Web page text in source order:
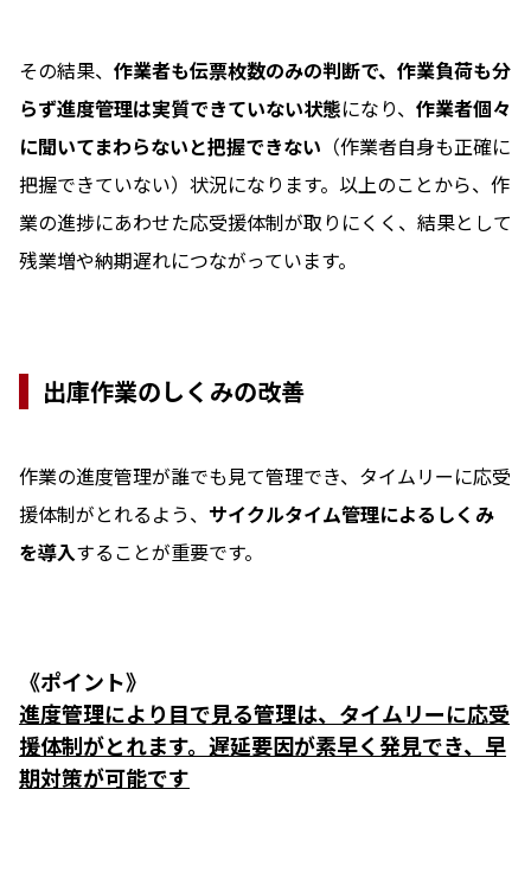
その結果、 作業者も伝票枚数のみの判断で、作業負荷も分
らず進度管理は実質できていない状態になり、 作業者個々
に聞いてまわらないと把握できない （作業者自身も正確に
把握できていない）状況になります。以上のことから、作
業の進捗にあわせた応受援体制が取りにくく、結果として
残業増や納期遅れにつながっています。
出庫作業のしくみの改善
作業の進度管理が誰でも見て管理でき、タイムリーに応受
援体制がとれるよう、 サイクルタイム管理によるしくみ
を導入することが重要です。
《ポイント》
進度管理により目で見る管理は、タイムリーに応受
援体制がとれます。遅延要因が素早く発見でき、早
期対策が可能です